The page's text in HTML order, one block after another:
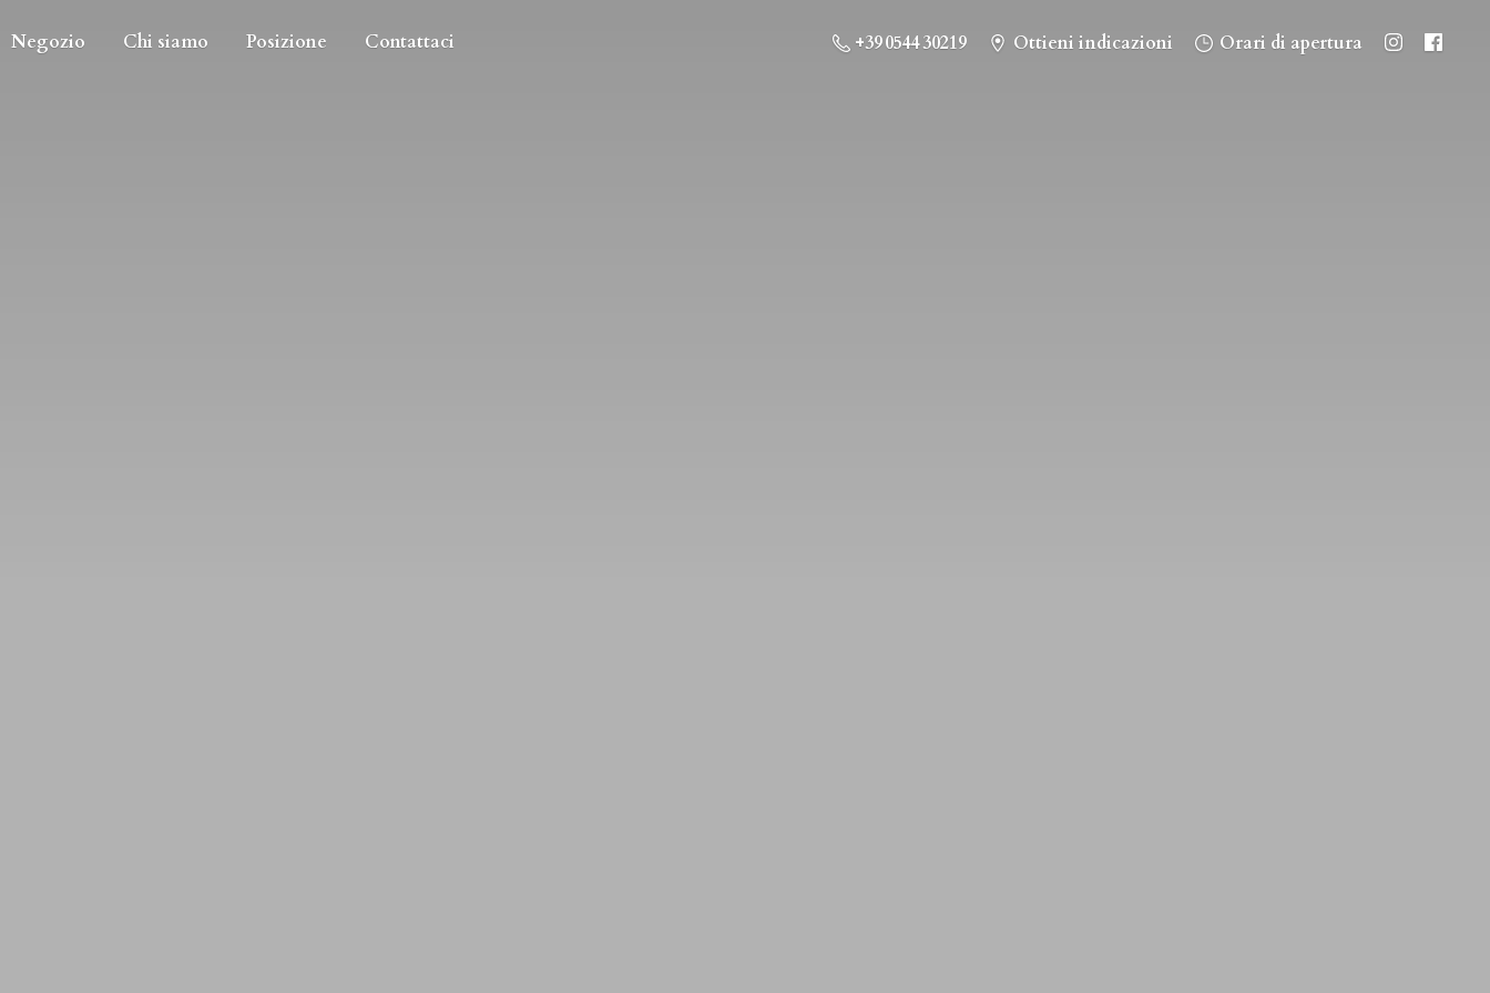
Negozio Chi siamo Posizione Contattaci +39 0544 30219 Ottieni indicazioni Orari di apertura